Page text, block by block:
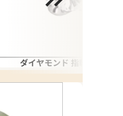
ダイヤモンド 指輪（リング）